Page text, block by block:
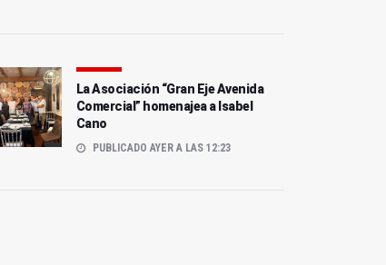
La Asociación “Gran Eje Avenida
Comercial” homenajea a Isabel
Cano
PUBLICADO AYER A LAS 12:23